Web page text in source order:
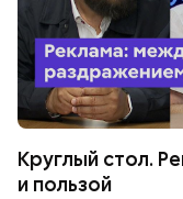
Круглый стол.
и пользой